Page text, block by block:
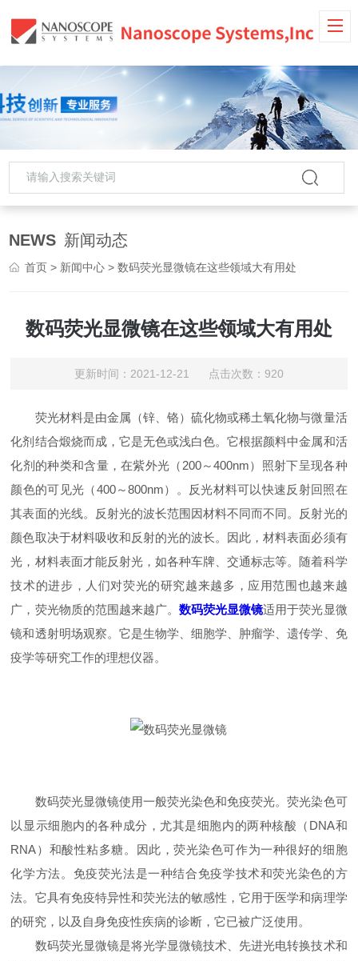
NEWS 新闻动态
首页 > 新闻中心 > 数码荧光显微镜在这些领域大有用处
数码荧光显微镜在这些领域大有用处
更新时间：2021-12-21 点击次数：920
荧光材料是由金属（锌、铬）硫化物或稀土氧化物与微量活
化剂结合煅烧而成，它是无色或浅白色。它根据颜料中金属和活
化剂的种类和含量，在紫外光（200～400nm）照射下呈现各种
颜色的可见光（400～800nm）。反光材料可以快速反射回照在
其表面的光线。反射光的波长范围因材料不同而不同。反射光的
颜色取决于材料吸收和反射的光的波长。因此，材料表面必须有
光，材料表面才能反射光，如各种车牌、交通标志等。随着科学
技术的进步，人们对荧光的研究越来越多，应用范围也越来越
广，荧光物质的范围越来越广。数码荧光显微镜适用于荧光显微
镜和透射明场观察。它是生物学、细胞学、肿瘤学、遗传学、免
疫学等研究工作的理想仪器。
数码荧光显微镜使用一般荧光染色和免疫荧光。荧光染色可
以显示细胞内的各种成分，尤其是细胞内的两种核酸（DNA和
RNA）和酸性粘多糖。因此，荧光染色可作为一种很好的细胞
化学方法。免疫荧光法是一种结合免疫学技术和荧光染色的方
法。它具有免疫特异性和荧光法的敏感性，它用于医学和病理学
的研究，以及自身免疫性疾病的诊断，它已被广泛使用。
数码荧光显微镜是将光学显微镜技术、先进光电转换技术和